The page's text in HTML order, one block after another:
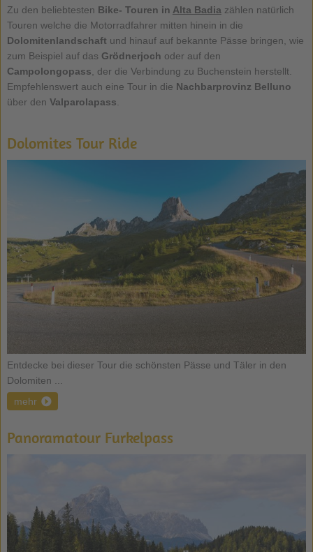
Zu den beliebtesten Bike- Touren in Alta Badia zählen natürlich
Touren welche die Motorradfahrer mitten hinein in die
Dolomitenlandschaft und hinauf auf bekannte Pässe bringen, wie
zum Beispiel auf das Grödnerjoch oder auf den
Campolongopass , der die Verbindung zu Buchenstein herstellt.
Empfehlenswert auch eine Tour in die Nachbarprovinz Belluno
über den Valparolapass
Dolomites Tour Ride
Entdecke bei dieser Tour die schönsten Pässe und Täler in den
Dolomiten ...
mehr
Panoramatour Furkelpass